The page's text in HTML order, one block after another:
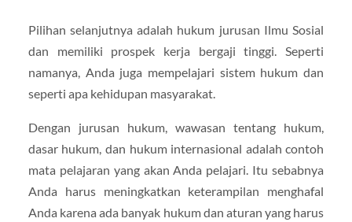
Pilihan selanjutnya adalah hukum jurusan Ilmu Sosial
dan memiliki prospek kerja bergaji tinggi. Seperti
namanya, Anda juga mempelajari sistem hukum dan
seperti apa kehidupan masyarakat.
Dengan jurusan hukum, wawasan tentang hukum,
dasar hukum, dan hukum internasional adalah contoh
mata pelajaran yang akan Anda pelajari. Itu sebabnya
Anda harus meningkatkan keterampilan menghafal
Anda karena ada banyak hukum dan aturan yang harus